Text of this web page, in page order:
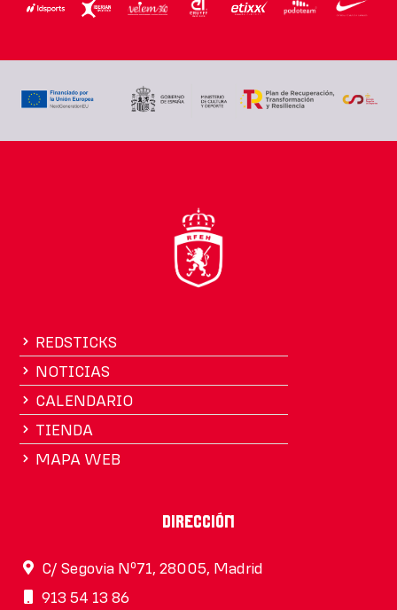
REDSTICKS
NOTICIAS
CALENDARIO
TIENDA
MAPA WEB
Dirección
C/ Segovia Nº71, 28005, Madrid
913 54 13 86